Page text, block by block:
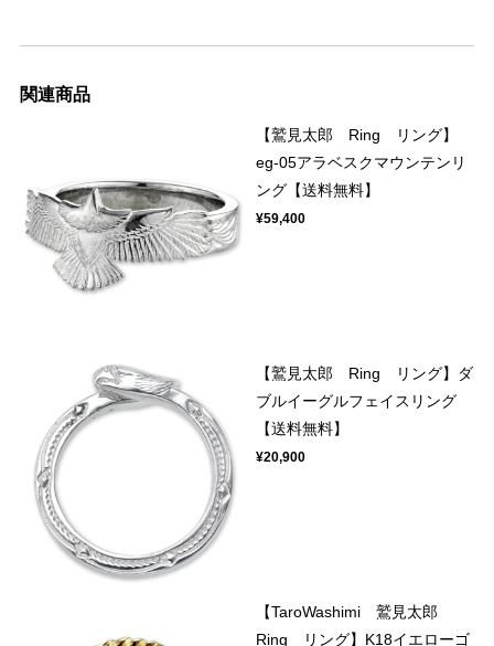
関連商品
【鷲見太郎 Ring リング】
eg-05アラベスクマウンテンリ
ング【送料無料】
¥59,400
【鷲見太郎 Ring リング】ダ
ブルイーグルフェイスリング
【送料無料】
¥20,900
【TaroWashimi 鷲見太郎
Ring リング】K18イエローゴ